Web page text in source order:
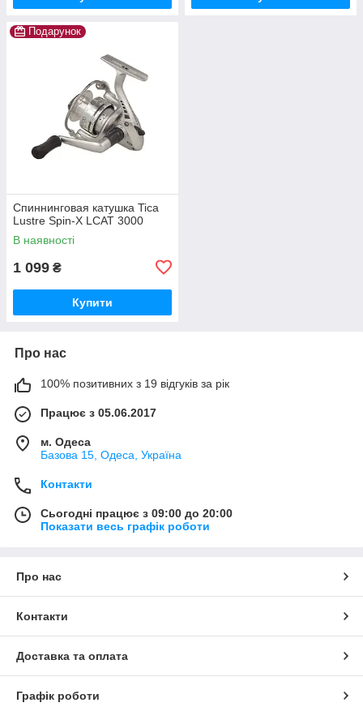
Подарунок
Спиннинговая катушка Tica
Lustre Spin-X LCAT 3000
В наявності
1 099 ₴
Купити
Про нас
100% позитивних з 19 відгуків за рік
Працює з 05.06.2017
м. Одеса
Базова 15, Одеса, Україна
Контакти
Сьогодні працює з 09:00 до 20:00
Показати весь графік роботи
Про нас
Контакти
Доставка та оплата
Графік роботи